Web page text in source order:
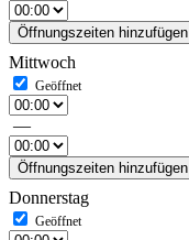
Öffnungszeiten hinzufügen
Mittwoch
—
Öffnungszeiten hinzufügen
Donnerstag